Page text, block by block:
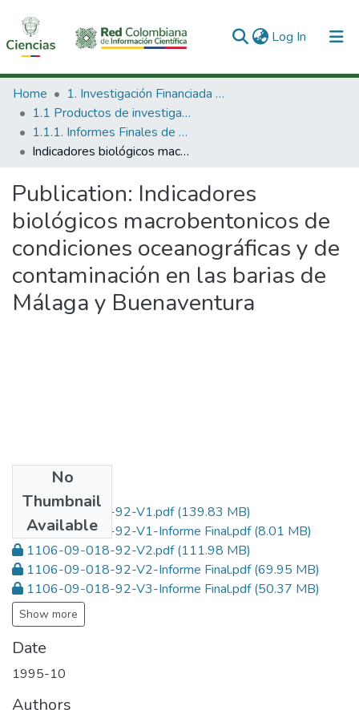
Log In (current)
Communities & Collections
All of DSpace
Statistics
Home
1. Investigación Financiada con Recursos Públicos
1.1 Productos de investigación
1.1.1. Informes Finales de Proyectos de Investigación
Indicadores biológicos macrobentonicos de condiciones oceanográficas y de contaminación en las barias de Málaga y Buenaventura
Publication: Indicadores
biológicos macrobentonicos de
condiciones oceanográficas y de
contaminación en las barias de
Málaga y Buenaventura
No
Thumbnail
Available
1106-09-018-92-V1.pdf(139.83 MB)
1106-09-018-92-V1-Informe Final.pdf(8.01 MB)
1106-09-018-92-V2.pdf(111.98 MB)
1106-09-018-92-V2-Informe Final.pdf(69.95 MB)
1106-09-018-92-V3-Informe Final.pdf(50.37 MB)
Show more
Date
1995-10
Authors